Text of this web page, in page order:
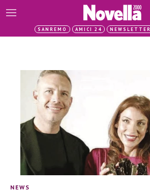
SANREMO AMICI 24 NEWSLETTER
NEWS